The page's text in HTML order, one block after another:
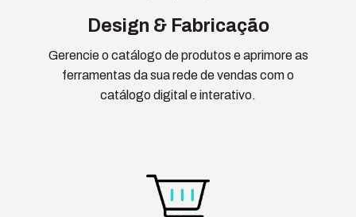
Design & Fabricação
Gerencie o catálogo de produtos e aprimore as
ferramentas da sua rede de vendas com o
catálogo digital e interativo.